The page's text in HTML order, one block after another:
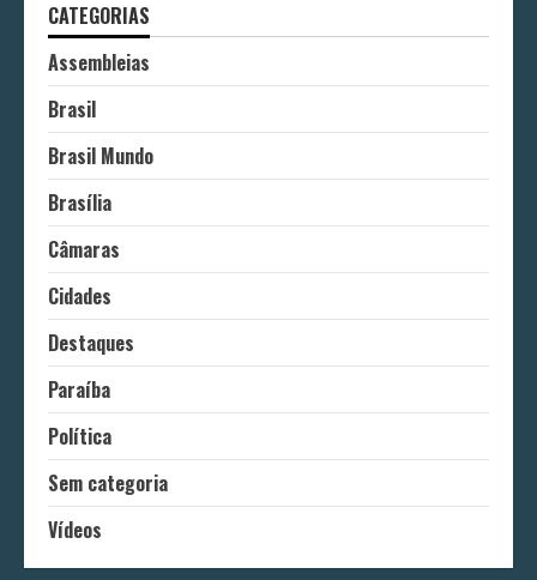
CATEGORIAS
Assembleias
Brasil
Brasil Mundo
Brasília
Câmaras
Cidades
Destaques
Paraíba
Política
Sem categoria
Vídeos